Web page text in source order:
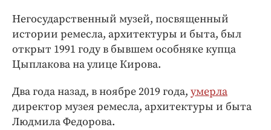
Негосударственный музей, посвященный
истории ремесла, архитектуры и быта, был
открыт 1991 году в бывшем особняке купца
Цыплакова на улице Кирова.
Два года назад, в ноябре 2019 года, умерла
директор музея ремесла, архитектуры и быта
Людмила Федорова.